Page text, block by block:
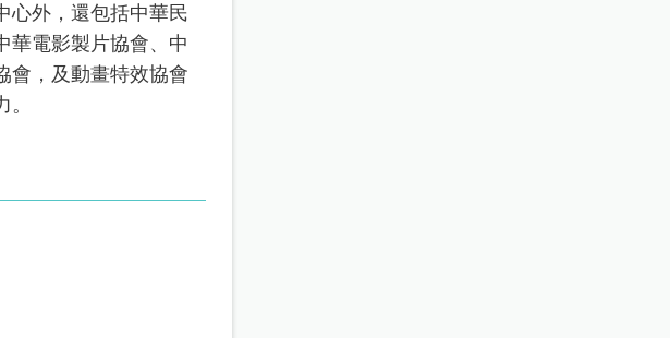
外，還包括中華民
華電影製片協會、中
會，及動畫特效協會